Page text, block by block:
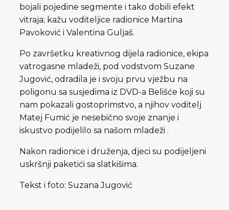
bojali pojedine segmente i tako dobili efekt
vitraja; kažu voditeljice radionice Martina
Pavoković i Valentina Guljaš.
Po završetku kreativnog dijela radionice, ekipa
vatrogasne mladeži, pod vodstvom Suzane
Jugović, odradila je i svoju prvu vježbu na
poligonu sa susjedima iz DVD-a Belišće koji su
nam pokazali gostoprimstvo, a njihov voditelj
Matej Fumić je nesebično svoje znanje i
iskustvo podijelilo sa našom mladeži .
Nakon radionice i druženja, djeci su podijeljeni
uskršnji paketići sa slatkišima.
Tekst i foto: Suzana Jugović